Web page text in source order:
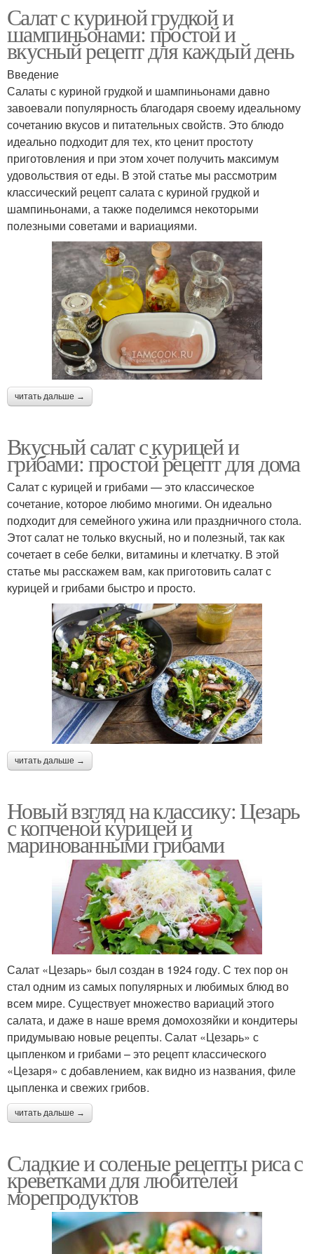
Салат с куриной грудкой и
шампиньонами: простой и
вкусный рецепт для каждый день
Введение
Салаты с куриной грудкой и шампиньонами давно
завоевали популярность благодаря своему идеальному
сочетанию вкусов и питательных свойств. Это блюдо
идеально подходит для тех, кто ценит простоту
приготовления и при этом хочет получить максимум
удовольствия от еды. В этой статье мы рассмотрим
классический рецепт салата с куриной грудкой и
шампиньонами, а также поделимся некоторыми
полезными советами и вариациями.
читать дальше →
Вкусный салат с курицей и
грибами: простой рецепт для дома
Салат с курицей и грибами — это классическое
сочетание, которое любимо многими. Он идеально
подходит для семейного ужина или праздничного стола.
Этот салат не только вкусный, но и полезный, так как
сочетает в себе белки, витамины и клетчатку. В этой
статье мы расскажем вам, как приготовить салат с
курицей и грибами быстро и просто.
читать дальше →
Новый взгляд на классику: Цезарь
с копченой курицей и
маринованными грибами
Салат «Цезарь» был создан в 1924 году. С тех пор он
стал одним из самых популярных и любимых блюд во
всем мире. Существует множество вариаций этого
салата, и даже в наше время домохозяйки и кондитеры
придумываю новые рецепты. Салат «Цезарь» с
цыпленком и грибами – это рецепт классического
«Цезаря» с добавлением, как видно из названия, филе
цыпленка и свежих грибов.
читать дальше →
Сладкие и соленые рецепты риса с
креветками для любителей
морепродуктов